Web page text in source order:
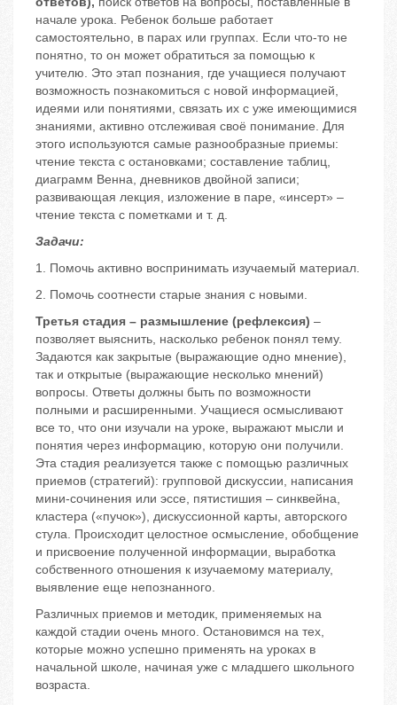
начале урока. Ребенок больше работает
самостоятельно, в парах или группах. Если что-то не
понятно, то он может обратиться за помощью к
учителю. Это этап познания, где учащиеся получают
возможность познакомиться с новой информацией,
идеями или понятиями, связать их с уже имеющимися
знаниями, активно отслеживая своё понимание. Для
этого используются самые разнообразные приемы:
чтение текста с остановками; составление таблиц,
диаграмм Венна, дневников двойной записи;
развивающая лекция, изложение в паре, «инсерт» –
чтение текста с пометками и т. д.
Задачи:
1. Помочь активно воспринимать изучаемый материал.
2. Помочь соотнести старые знания с новыми.
Третья стадия – размышление (рефлексия) –
позволяет выяснить, насколько ребенок понял тему.
Задаются как закрытые (выражающие одно мнение),
так и открытые (выражающие несколько мнений)
вопросы. Ответы должны быть по возможности
полными и расширенными. Учащиеся осмысливают
все то, что они изучали на уроке, выражают мысли и
понятия через информацию, которую они получили.
Эта стадия реализуется также с помощью различных
приемов (стратегий): групповой дискуссии, написания
мини-сочинения или эссе, пятистишия – синквейна,
кластера («пучок»), дискуссионной карты, авторского
стула. Происходит целостное осмысление, обобщение
и присвоение полученной информации, выработка
собственного отношения к изучаемому материалу,
выявление еще непознанного.
Различных приемов и методик, применяемых на
каждой стадии очень много. Остановимся на тех,
которые можно успешно применять на уроках в
начальной школе, начиная уже с младшего школьного
возраста.